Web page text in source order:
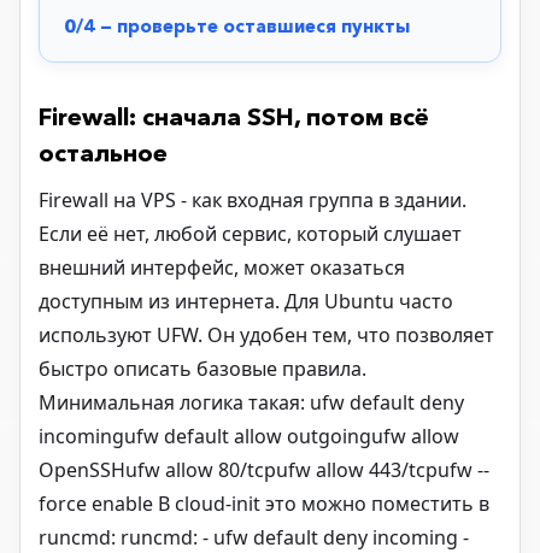
0/4 — проверьте оставшиеся пункты
Firewall: сначала SSH, потом всё
остальное
Firewall на VPS - как входная группа в здании.
Если её нет, любой сервис, который слушает
внешний интерфейс, может оказаться
доступным из интернета. Для Ubuntu часто
используют UFW. Он удобен тем, что позволяет
быстро описать базовые правила.
Минимальная логика такая: ufw default deny
incomingufw default allow outgoingufw allow
OpenSSHufw allow 80/tcpufw allow 443/tcpufw --
force enable В cloud-init это можно поместить в
runcmd: runcmd: - ufw default deny incoming -